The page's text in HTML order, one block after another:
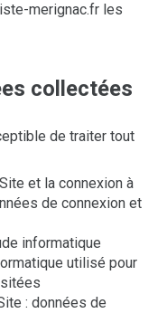
merignac.fr les
collectées
de traiter tout
et la connexion à
de connexion et
informatique
utilisé pour
: données de